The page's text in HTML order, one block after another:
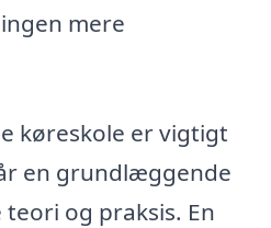
mere
køreskole er vigtigt
en grundlæggende
og praksis. En